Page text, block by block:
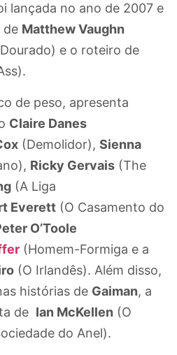
lançada no ano de 2007 e
de Matthew Vaughn
e o roteiro de
de peso, apresenta
Claire Danes
(Demolidor), Sienna
Ricky Gervais (The
(A Liga
Everett (O Casamento do
O’Toole
(Homem-Formiga e a
(O Irlandês). Além disso,
histórias de Gaiman, a
de Ian McKellen (O
do Anel).